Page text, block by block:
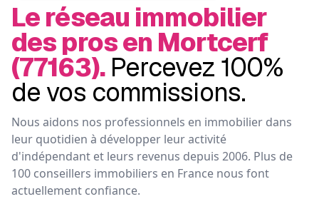
Le réseau immobilier
des pros en Mortcerf
(77163). Percevez 100%
de vos commissions.
Nous aidons nos professionnels en immobilier dans
leur quotidien à développer leur activité
d'indépendant et leurs revenus depuis 2006. Plus de
100 conseillers immobiliers en France nous font
actuellement confiance.